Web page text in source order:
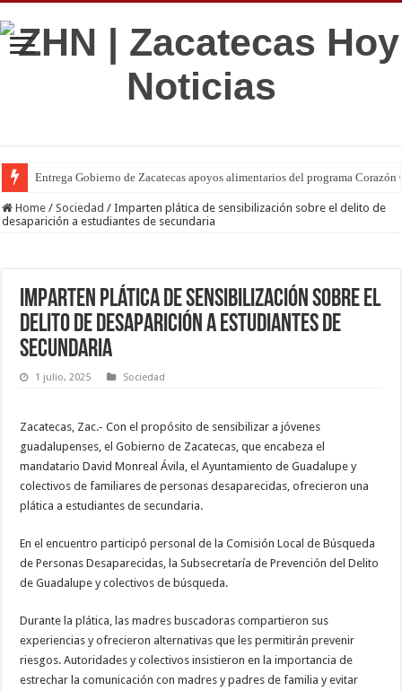
Entrega Gobierno de Zacatecas apoyos alimentarios del programa
Home / Sociedad / Imparten plática de sensibilización sobre el delito de
desaparición a estudiantes de secundaria
Imparten plática de sensibilización sobre el
delito de desaparición a estudiantes de
secundaria
1 julio, 2025 Sociedad
Zacatecas, Zac.- Con el propósito de sensibilizar a jóvenes
guadalupenses, el Gobierno de Zacatecas, que encabeza el
mandatario David Monreal Ávila, el Ayuntamiento de Guadalupe y
colectivos de familiares de personas desaparecidas, ofrecieron una
plática a estudiantes de secundaria.
En el encuentro participó personal de la Comisión Local de Búsqueda
de Personas Desaparecidas, la Subsecretaría de Prevención del Delito
de Guadalupe y colectivos de búsqueda.
Durante la plática, las madres buscadoras compartieron sus
experiencias y ofrecieron alternativas que les permitirán prevenir
riesgos. Autoridades y colectivos insistieron en la importancia de
estrechar la comunicación con madres y padres de familia y evitar